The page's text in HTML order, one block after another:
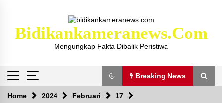
Bidikankameranews.com
Mengungkap Fakta Dibalik Peristiwa
Breaking News
Breaking News
Home 2024 Februari 17